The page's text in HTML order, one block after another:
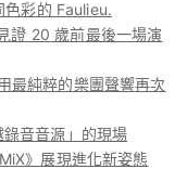
色彩的 Faulieu.
證 20 歲前最後一場演
最純粹的樂團聲響再次
音音源」的現場
》展現進化新姿態